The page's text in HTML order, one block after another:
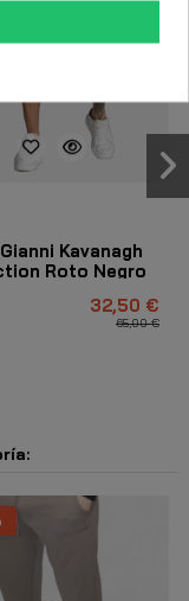
Kavanagh
Roto Negro
32,50 €
65,00 €